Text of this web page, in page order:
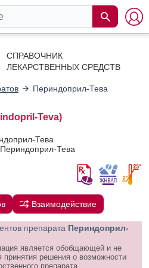
СПРАВОЧНИК
ЛЕКАРСТВЕННЫХ СРЕДСТВ
Периндоприл-Тева
Teva)
Тева
Тева
Взаимодействие
препарата Периндоприл-
является обобщающей и не
решения о возможности
препарата.